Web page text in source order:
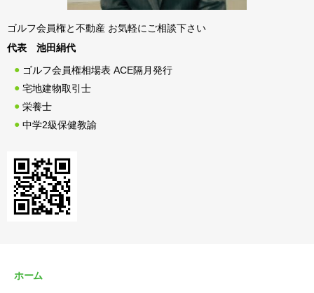
ゴルフ会員権と不動産 お気軽にご相談下さい
代表 池田絹代
ゴルフ会員権相場表 ACE隔月発行
宅地建物取引士
栄養士
中学2級保健教諭
ホーム